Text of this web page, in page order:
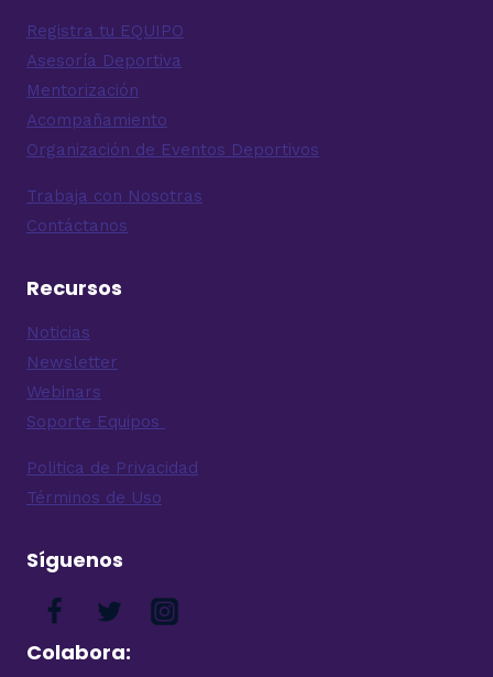
Registra tu EQUIPO
Asesoría Deportiva
Mentorización
Acompañamiento
Organización de Eventos Deportivos
Trabaja con Nosotras
Contáctanos
Recursos
Noticias
Newsletter
Webinars
Soporte Equipos
Politica de Privacidad
Términos de Uso
Síguenos
Colabora: